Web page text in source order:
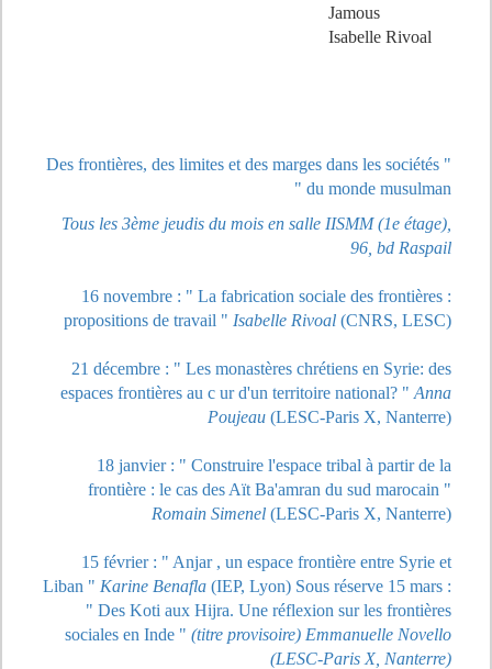
Jamous
Isabelle Rivoal
" Des frontières, des limites et des marges dans les sociétés
du monde musulman "
Tous les 3ème jeudis du mois en salle IISMM (1e étage),
96, bd Raspail
16 novembre : " La fabrication sociale des frontières :
propositions de travail " Isabelle Rivoal (CNRS, LESC)
21 décembre : " Les monastères chrétiens en Syrie: des
espaces frontières au c ur d'un territoire national? " Anna
Poujeau (LESC-Paris X, Nanterre)
18 janvier : " Construire l'espace tribal à partir de la
frontière : le cas des Aït Ba'amran du sud marocain "
Romain Simenel (LESC-Paris X, Nanterre)
15 février : " Anjar , un espace frontière entre Syrie et
Liban " Karine Benafla (IEP, Lyon) Sous réserve 15 mars :
" Des Koti aux Hijra. Une réflexion sur les frontières
sociales en Inde " (titre provisoire) Emmanuelle Novello
(LESC-Paris X, Nanterre)